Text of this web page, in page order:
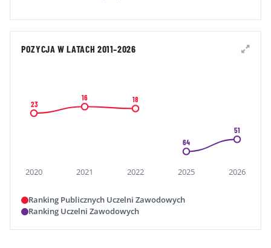
POZYCJA W LATACH 2011–2026
2020 2021 2022 2025 2026
23
16 18
64
51
Ranking Publicznych Uczelni Zawodowych
Ranking Uczelni Zawodowych